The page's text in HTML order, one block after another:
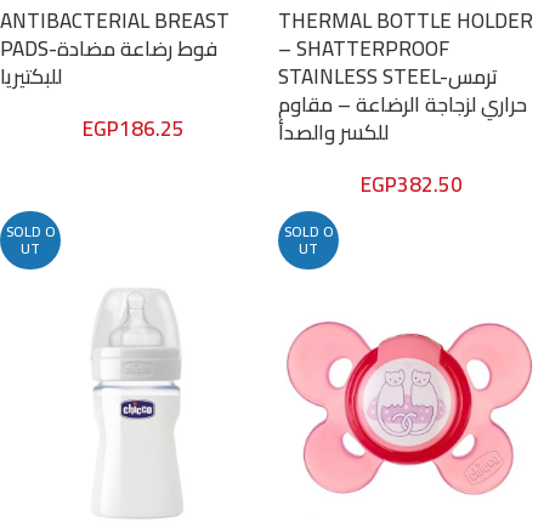
ANTIBACTERIAL BREAST
PADS-فوط رضاعة مضادة
للبكتيريا
EGP186.25
THERMAL BOTTLE HOLDER
– SHATTERPROOF
STAINLESS STEEL-ترمس
حراري لزجاجة الرضاعة – مقاوم
للكسر والصدأ
EGP382.50
SOLD O
UT
SOLD O
UT